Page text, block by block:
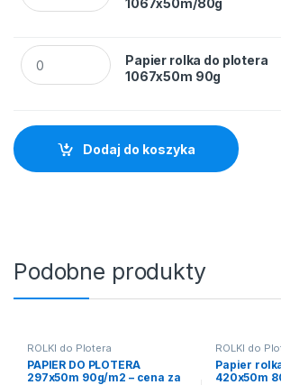
1067x50m/80g
Papier rolka do plotera 1067x50m 90g
Papier rolka do plotera
1067x50m 90g
Dodaj do koszyka
Podobne produkty
ROLKI do Plotera
PAPIER DO PLOTERA
297x50m 90g/m2 – cena za
ROLKI do
Papier
420x50m